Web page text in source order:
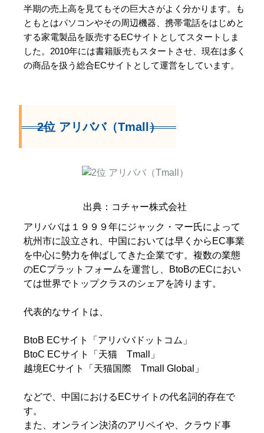
半期の売上高を見てもその巨大さがよく分かります。も
ともとはパソコンやその周辺機器、携帯電話をはじめと
する家電製品を販売するECサイトとしてスタートしま
した。2010年には書籍販売もスタートさせ、現在は多く
の商品を扱う総合ECサイトとして運営をしています。
2位 アリババ（Tmall）
出典：コチャー株式会社
アリババは１９９９年にジャック・マー氏によって
杭州市に設立され、中国においては早くからEC事業
を中心に勢力を伸ばしてきた企業です。複数の業態
のECプラットフォームを運営し、BtoBのECにおい
ては世界でトップクラスのシェアを誇ります。
代表的なサイトは、
BtoB ECサイト「アリババドットコム」
BtoC ECサイト「天猫 Tmall」
越境ECサイト「天猫国際 Tmall Global」
などで、中国におけるECサイトの代名詞的存在で
す。
また、オンライン決済のアリペイや、クラウド事